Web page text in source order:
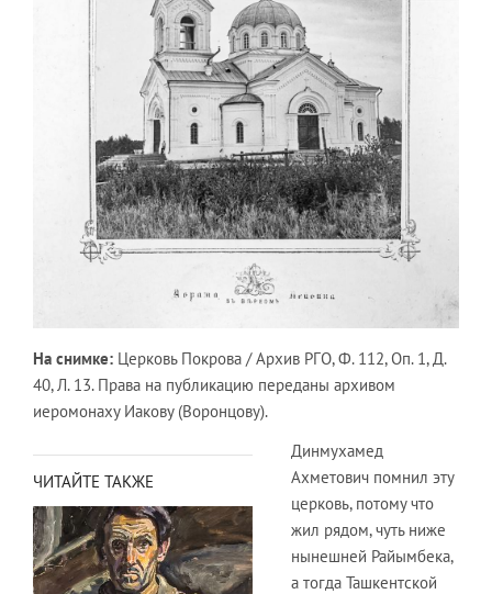
На снимке: Церковь Покрова / Архив РГО, Ф. 112, Оп. 1, Д.
40, Л. 13. Права на публикацию переданы архивом
иеромонаху Иакову (Воронцову).
ЧИТАЙТЕ ТАКЖЕ
Динмухамед
Ахметович помнил эту
церковь, потому что
жил рядом, чуть ниже
нынешней Райымбека,
а тогда Ташкентской